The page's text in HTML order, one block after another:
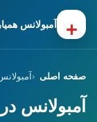
+ آمبولانس
صفحه اصلی
آمبولانس